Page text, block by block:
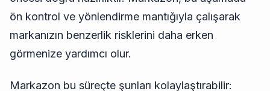
ön kontrol ve yönlendirme mantığıyla çalışarak
markanızın benzerlik risklerini daha erken
görmenize yardımcı olur.
Markazon bu süreçte şunları kolaylaştırabilir: